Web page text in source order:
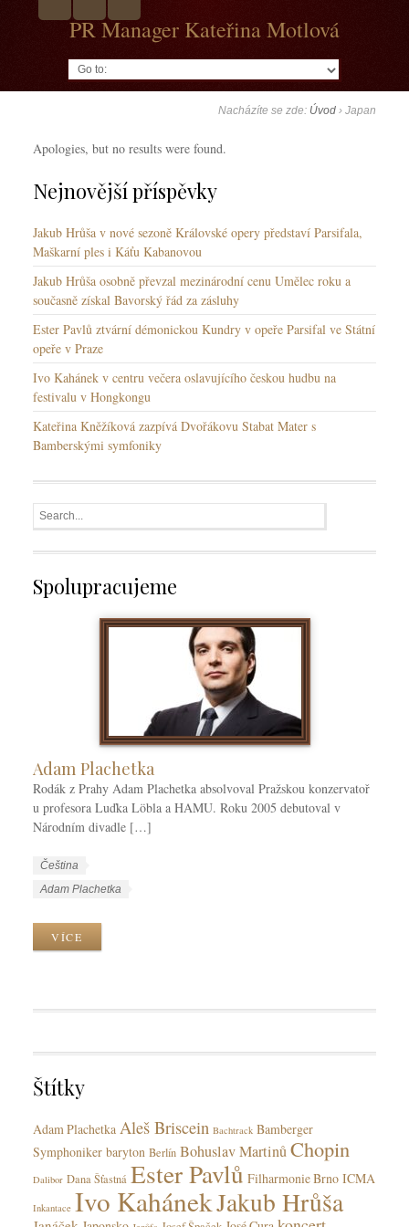
PR Manager Kateřina Motlová
Nacházíte se zde: Úvod ›Japan
Apologies, but no results were found.
Nejnovější příspěvky
Jakub Hrůša v nové sezoně Královské opery představí Parsifala,
Maškarní ples i Káťu Kabanovou
Jakub Hrůša osobně převzal mezinárodní cenu Umělec roku a
současně získal Bavorský řád za zásluhy
Ester Pavlů ztvární démonickou Kundry v opeře Parsifal ve Státní
opeře v Praze
Ivo Kahánek v centru večera oslavujícího českou hudbu na
festivalu v Hongkongu
Kateřina Kněžíková zazpívá Dvořákovu Stabat Mater s
Bamberskými symfoniky
Spolupracujeme
Adam Plachetka
Rodák z Prahy Adam Plachetka absolvoval Pražskou konzervatoř
u profesora Luďka Löbla a HAMU. Roku 2005 debutoval v
Národním divadle […]
W
k
e
i
s
y
Čeština
W
k
g
Adam Plachetka
VÍCE
Štítky
Adam Plachetka Aleš Briscein Bachtrack Bamberger
Symphoniker baryton Berlín Bohuslav MartinůChopin
Dalibor Dana Šťastná Ester Pavlů Filharmonie Brno ICMA
Inkantace Ivo KahánekJakub Hrůša